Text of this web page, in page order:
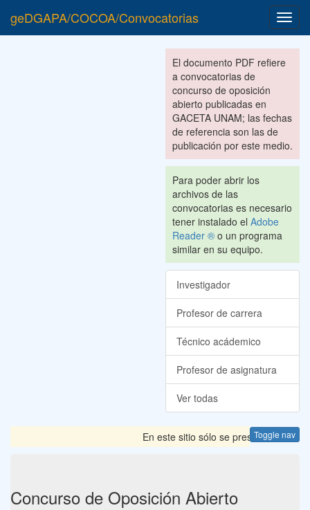
geDGAPA/COCOA/Convocatorias
El documento PDF refiere
a convocatorias de
concurso de oposición
abierto publicadas en
GACETA UNAM; las fechas
de referencia son las de
publicación por este medio.
Para poder abrir los
archivos de las
convocatorias es necesario
tener instalado el Adobe
Reader ® o un programa
similar en su equipo.
Investigador
Profesor de carrera
Técnico acádemico
Profesor de asignatura
Ver todas
Toggle nav
En este sitio sólo se presentan las
Concurso de Oposición Abierto